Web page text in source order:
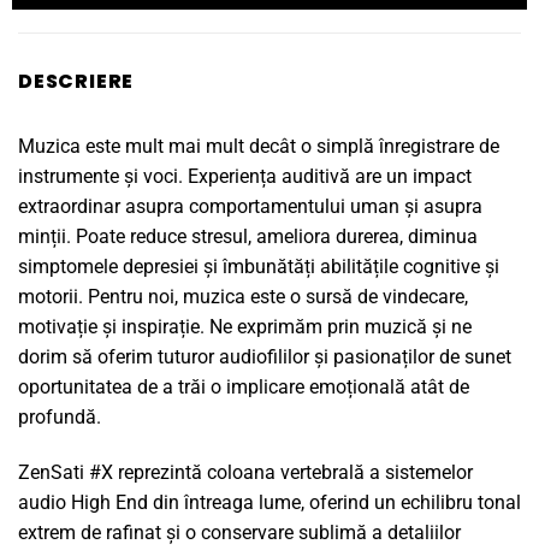
DESCRIERE
Muzica este mult mai mult decât o simplă înregistrare de
instrumente și voci. Experiența auditivă are un impact
extraordinar asupra comportamentului uman și asupra
minții. Poate reduce stresul, ameliora durerea, diminua
simptomele depresiei și îmbunătăți abilitățile cognitive și
motorii. Pentru noi, muzica este o sursă de vindecare,
motivație și inspirație. Ne exprimăm prin muzică și ne
dorim să oferim tuturor audiofililor și pasionaților de sunet
oportunitatea de a trăi o implicare emoțională atât de
profundă.
ZenSati #X reprezintă coloana vertebrală a sistemelor
audio High End din întreaga lume, oferind un echilibru tonal
extrem de rafinat și o conservare sublimă a detaliilor